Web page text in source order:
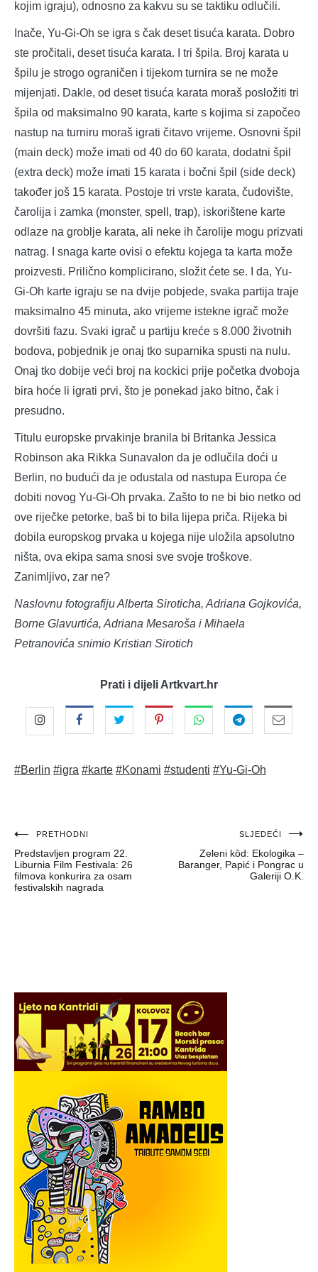
kojim igraju), odnosno za kakvu su se taktiku odlučili.
Inače, Yu-Gi-Oh se igra s čak deset tisuća karata. Dobro
ste pročitali, deset tisuća karata. I tri špila. Broj karata u
špilu je strogo ograničen i tijekom turnira se ne može
mijenjati. Dakle, od deset tisuća karata moraš posložiti tri
špila od maksimalno 90 karata, karte s kojima si započeo
nastup na turniru moraš igrati čitavo vrijeme. Osnovni špil
(main deck) može imati od 40 do 60 karata, dodatni špil
(extra deck) može imati 15 karata i bočni špil (side deck)
također još 15 karata. Postoje tri vrste karata, čudovište,
čarolija i zamka (monster, spell, trap), iskorištene karte
odlaze na groblje karata, ali neke ih čarolije mogu prizvati
natrag. I snaga karte ovisi o efektu kojega ta karta može
proizvesti. Prilično komplicirano, složit ćete se. I da, Yu-
Gi-Oh karte igraju se na dvije pobjede, svaka partija traje
maksimalno 45 minuta, ako vrijeme istekne igrač može
dovršiti fazu. Svaki igrač u partiju kreće s 8.000 životnih
bodova, pobjednik je onaj tko suparnika spusti na nulu.
Onaj tko dobije veći broj na kockici prije početka dvoboja
bira hoće li igrati prvi, što je ponekad jako bitno, čak i
presudno.
Titulu europske prvakinje branila bi Britanka Jessica
Robinson aka Rikka Sunavalon da je odlučila doći u
Berlin, no budući da je odustala od nastupa Europa će
dobiti novog Yu-Gi-Oh prvaka. Zašto to ne bi bio netko od
ove riječke petorke, baš bi to bila lijepa priča. Rijeka bi
dobila europskog prvaka u kojega nije uložila apsolutno
ništa, ova ekipa sama snosi sve svoje troškove.
Zanimljivo, zar ne?
Naslovnu fotografiju Alberta Siroticha, Adriana Gojkovića,
Borne Glavurtića, Adriana Mesaroša i Mihaela
Petranovića snimio Kristian Sirotich
Prati i dijeli Artkvart.hr
#Berlin #igra #karte #Konami #studenti #Yu-Gi-Oh
Navigacija
objava
PRETHODNI
Predstavljen program 22.
Liburnia Film Festivala: 26
filmova konkurira za osam
festivalskih nagrada
SLJEDEĆI
Zeleni kôd: Ekologika –
Baranger, Papić i Pongrac u
Galeriji O.K.